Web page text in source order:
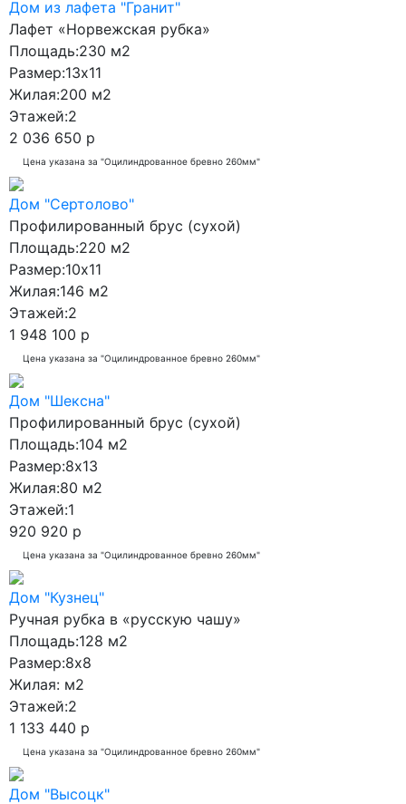
Дом из лафета "Гранит"
Лафет «Норвежская рубка»
Площадь:230 м2
Размер:13x11
Жилая:200 м2
Этажей:2
2 036 650 р
Цена указана за "Оцилиндрованное бревно 260мм"
Дом "Сертолово"
Профилированный брус (сухой)
Площадь:220 м2
Размер:10x11
Жилая:146 м2
Этажей:2
1 948 100 р
Цена указана за "Оцилиндрованное бревно 260мм"
Дом "Шексна"
Профилированный брус (сухой)
Площадь:104 м2
Размер:8x13
Жилая:80 м2
Этажей:1
920 920 р
Цена указана за "Оцилиндрованное бревно 260мм"
Дом "Кузнец"
Ручная рубка в «русскую чашу»
Площадь:128 м2
Размер:8x8
Жилая: м2
Этажей:2
1 133 440 р
Цена указана за "Оцилиндрованное бревно 260мм"
Дом "Высоцк"